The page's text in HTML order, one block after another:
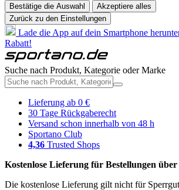
Bestätige die Auswahl
Akzeptiere alles
Zurück zu den Einstellungen
Lade die App auf dein Smartphone
Rabatt!
Suche nach Produkt, Kategorie oder Marke
Lieferung ab 0 €
30 Tage Rückgaberecht
Versand schon innerhalb von 48 h
Sportano Club
4,36 Trusted Shops
Kostenlose Lieferung für Bestellungen
Die kostenlose Lieferung gilt nicht für